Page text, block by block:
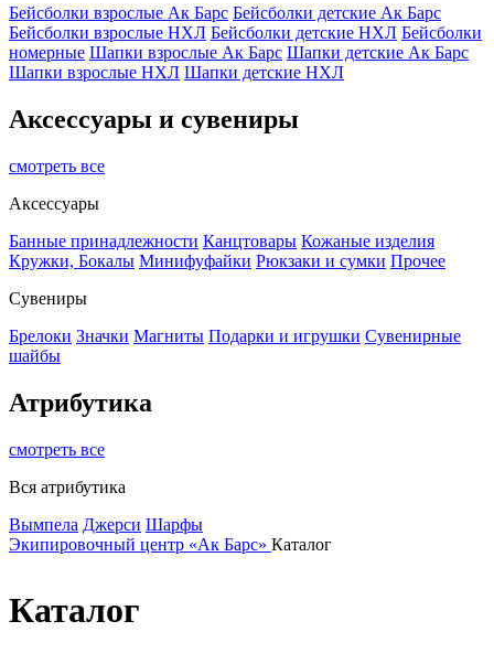
Бейсболки взрослые Ак Барс Бейсболки детские Ак Барс
Бейсболки взрослые НХЛ Бейсболки детские НХЛ Бейсболки
номерные Шапки взрослые Ак Барс Шапки детские Ак Барс
Шапки взрослые НХЛ Шапки детские НХЛ
Аксессуары и сувениры
смотреть все
Аксессуары
Банные принадлежности Канцтовары Кожаные изделия
Кружки, Бокалы Минифуфайки Рюкзаки и сумки Прочее
Сувениры
Брелоки Значки Магниты Подарки и игрушки Сувенирные
шайбы
Атрибутика
смотреть все
Вся атрибутика
Вымпела Джерси Шарфы
Экипировочный центр «Ак Барс» Каталог
Каталог